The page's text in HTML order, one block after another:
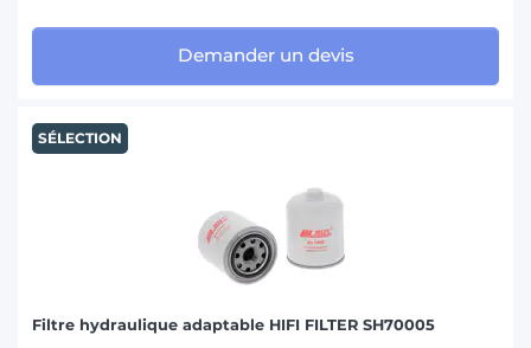
Demander un devis
SÉLECTION
Filtre hydraulique adaptable HIFI FILTER SH70005